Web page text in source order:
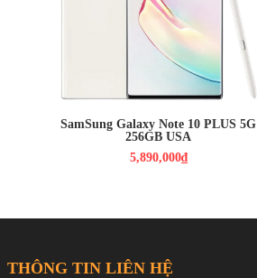
CPU : Snap 855
RAM : 12GB / ROM : 256GB
CAMERA : 12-12 , 16 MPX /
SamSung Galaxy Note 10 PLUS 5G
256GB USA
5,890,000₫
THÔNG TIN LIÊN HỆ